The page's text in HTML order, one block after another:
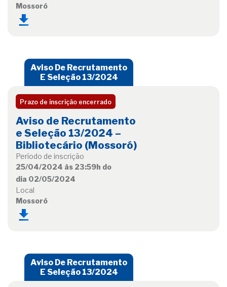
Mossoró
Aviso De Recrutamento
E Seleção 13/2024
Prazo de inscrição encerrado
Aviso de Recrutamento
e Seleção 13/2024 –
Bibliotecário (Mossoró)
Período de inscrição
25/04/2024 às 23:59h do
dia 02/05/2024
Local
Mossoró
Aviso De Recrutamento
E Seleção 13/2024